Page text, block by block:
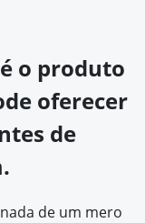
o produto
oferecer
de
de um mero